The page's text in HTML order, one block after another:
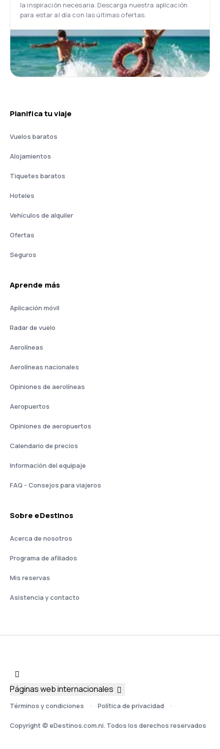
la inspiración necesaria. Descarga nuestra aplicación
para estar al día con las últimas ofertas.
Planifica tu viaje
Vuelos baratos
Alojamientos
Tiquetes baratos
Hoteles
Vehículos de alquiler
Ofertas
Seguros
Aprende más
Aplicación móvil
Radar de vuelo
Aerolíneas
Aerolíneas nacionales
Opiniones de aerolíneas
Aeropuertos
Opiniones de aeropuertos
Calendario de precios
Información del equipaje
FAQ - Consejos para viajeros
Sobre eDestinos
Acerca de nosotros
Programa de afiliados
Mis reservas
Asistencia y contacto
Términos y condiciones Política de privacidad
Copyright © eDestinos.com.ni. Todos los derechos reservados
Páginas web internacionales